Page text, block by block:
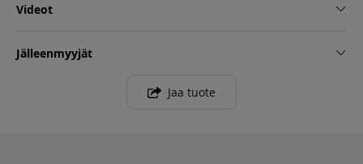
Videot
Jälleenmyyjät
Jaa tuote